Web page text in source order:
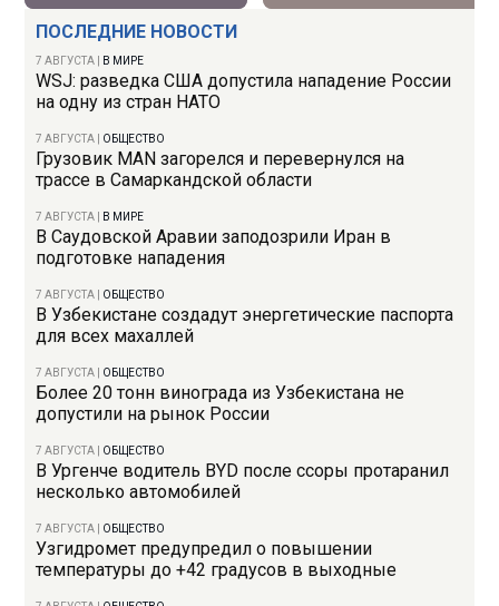
ПОСЛЕДНИЕ НОВОСТИ
7 АВГУСТА В МИРЕ
WSJ: разведка США допустила нападение России
на одну из стран НАТО
7 АВГУСТА ОБЩЕСТВО
Грузовик MAN загорелся и перевернулся на
трассе в Самаркандской области
7 АВГУСТА В МИРЕ
В Саудовской Аравии заподозрили Иран в
подготовке нападения
7 АВГУСТА ОБЩЕСТВО
В Узбекистане создадут энергетические паспорта
для всех махаллей
7 АВГУСТА ОБЩЕСТВО
Более 20 тонн винограда из Узбекистана не
допустили на рынок России
7 АВГУСТА ОБЩЕСТВО
В Ургенче водитель BYD после ссоры протаранил
несколько автомобилей
7 АВГУСТА ОБЩЕСТВО
Узгидромет предупредил о повышении
температуры до +42 градусов в выходные